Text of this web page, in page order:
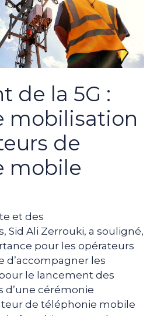
de la 5G :
mobilisation
de
mobile
et des
Sid Ali Zerrouki, a souligné,
pour les opérateurs
les
le lancement des
d’une cérémonie
de téléphonie mobile